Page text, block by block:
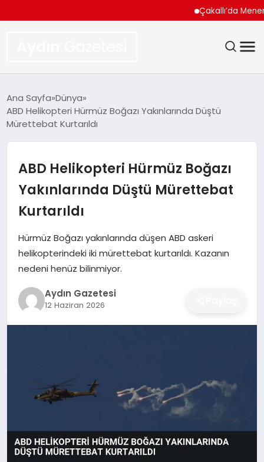
Çakallı’da
TEKNOLOJI
SIYASET
YAŞAM
MAGAZIN
SAĞLIK
Ana Sayfa Dünya
ABD Helikopteri Hürmüz Boğazı Yakınlarında Düştü
Mürettebat Kurtarıldı
ABD Helikopteri Hürmüz Boğazı
Yakınlarında Düştü Mürettebat
Kurtarıldı
Hürmüz Boğazı yakınlarında düşen ABD askeri
helikopterindeki iki mürettebat kurtarıldı. Kazanın
nedeni henüz bilinmiyor.
Aydın Gazetesi
12 Haziran 2026